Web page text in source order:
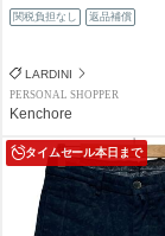
関税負担なし 返品補償
LARDINI
PERSONAL SHOPPER
Kenchore
タイムセール本日まで